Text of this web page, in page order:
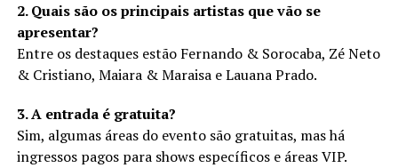
2. Quais são os principais artistas que vão se
apresentar?
Entre os destaques estão Fernando & Sorocaba, Zé Neto
& Cristiano, Maiara & Maraisa e Lauana Prado.
3. A entrada é gratuita?
Sim, algumas áreas do evento são gratuitas, mas há
ingressos pagos para shows específicos e áreas VIP.